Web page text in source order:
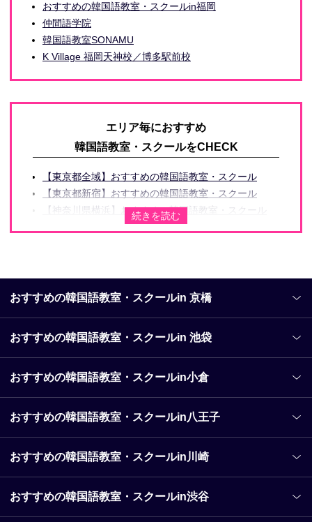
おすすめの韓国語教室・スクールin福岡
仲間語学院
韓国語教室SONAMU
K Village 福岡天神校／博多駅前校
エリア毎におすすめ
韓国語教室・スクールをCHECK
【東京都全域】おすすめの韓国語教室・スクール
【東京都新宿】おすすめの韓国語教室・スクール
【神奈川県横浜】おすすめの韓国語教室・スクール
【埼玉県大宮】おすすめの韓国語教室・スクール
【愛知県名古屋】おすすめの韓国語教室・スクール
【愛知県名古屋市栄】おすすめの韓国語教室・スクー
【大阪府全域】おすすめの韓国語教室・スクール
【大阪府大阪市北区】おすすめの韓国語教室・スクー
ル
【大阪府梅田】おすすめの韓国語教室・スクール
【福岡県福岡市】おすすめの韓国語教室・スクール
【福岡県福岡市天神】おすすめの韓国語教室・スクー
ル
おすすめの韓国語教室・スクールin 京橋
おすすめの韓国語教室・スクールin 池袋
おすすめの韓国語教室・スクールin小倉
おすすめの韓国語教室・スクールin八王子
おすすめの韓国語教室・スクールin川崎
おすすめの韓国語教室・スクールin渋谷